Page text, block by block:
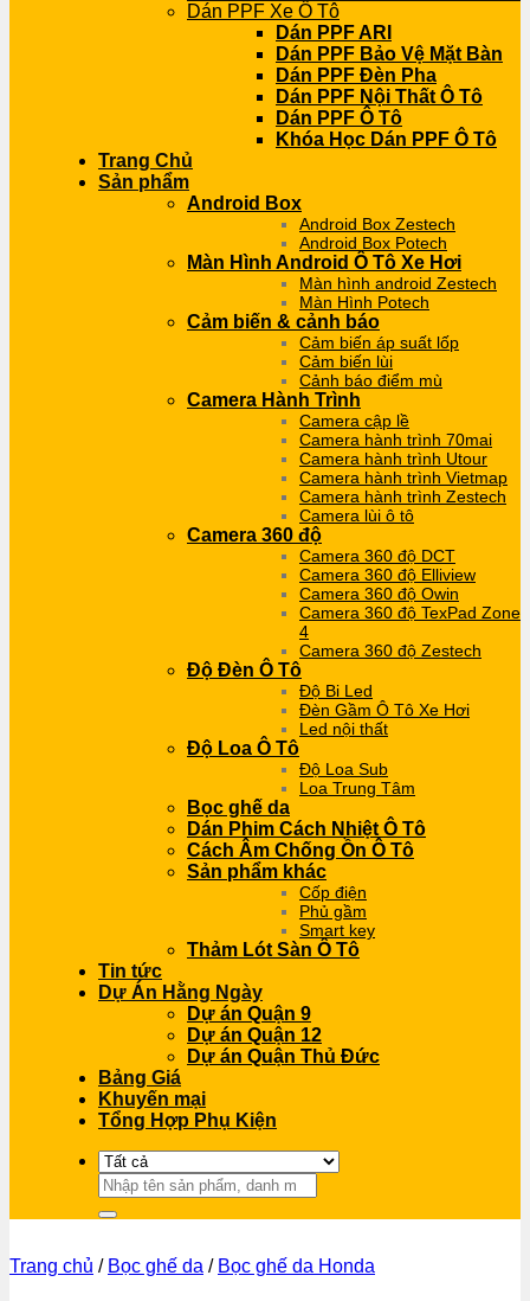
Dán PPF Xe Ô Tô
Dán PPF ARI
Dán PPF Bảo Vệ Mặt Bàn
Dán PPF Đèn Pha
Dán PPF Nội Thất Ô Tô
Dán PPF Ô Tô
Khóa Học Dán PPF Ô Tô
Trang Chủ
Sản phẩm
Android Box
Android Box Zestech
Android Box Potech
Màn Hình Android Ô Tô Xe Hơi
Màn hình android Zestech
Màn Hình Potech
Cảm biến & cảnh báo
Cảm biến áp suất lốp
Cảm biến lùi
Cảnh báo điểm mù
Camera Hành Trình
Camera cập lề
Camera hành trình 70mai
Camera hành trình Utour
Camera hành trình Vietmap
Camera hành trình Zestech
Camera lùi ô tô
Camera 360 độ
Camera 360 độ DCT
Camera 360 độ Elliview
Camera 360 độ Owin
Camera 360 độ TexPad Zone
4
Camera 360 độ Zestech
Độ Đèn Ô Tô
Độ Bi Led
Đèn Gầm Ô Tô Xe Hơi
Led nội thất
Độ Loa Ô Tô
Độ Loa Sub
Loa Trung Tâm
Bọc ghế da
Dán Phim Cách Nhiệt Ô Tô
Cách Âm Chống Ồn Ô Tô
Sản phẩm khác
Cốp điện
Phủ gầm
Smart key
Thảm Lót Sàn Ô Tô
Tin tức
Dự Án Hằng Ngày
Dự án Quận 9
Dự án Quận 12
Dự án Quận Thủ Đức
Bảng Giá
Khuyến mại
Tổng Hợp Phụ Kiện
Tìm
kiếm:
Trang chủ / Bọc ghế da / Bọc ghế da Honda